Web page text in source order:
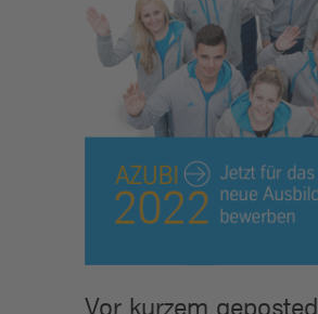
Vor kurzem geposted